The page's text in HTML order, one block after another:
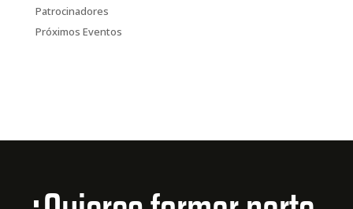
Patrocinadores
Próximos Eventos